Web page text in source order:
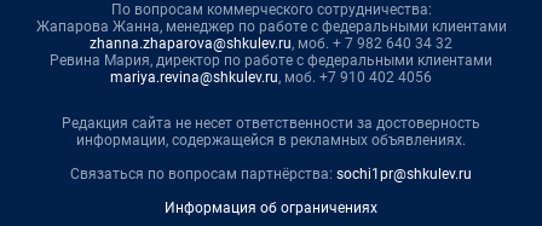
По вопросам коммерческого сотрудничества:
Жапарова Жанна, менеджер по работе с федеральными клиентами
zhanna.zhaparova@shkulev.ru, моб. + 7 982 640 34 32
Ревина Мария, директор по работе с федеральными клиентами
mariya.revina@shkulev.ru, моб. +7 910 402 4056
Редакция сайта не несет ответственности за достоверность
информации, содержащейся в рекламных объявлениях.
Связаться по вопросам партнёрства: sochi1pr@shkulev.ru
Информация об ограничениях